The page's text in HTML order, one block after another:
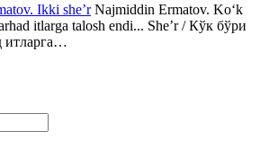
Ikki she’rNajmiddin Ermatov. Ko‘k
itlarga talosh endi... She’r / Кўк бўри
итларга…